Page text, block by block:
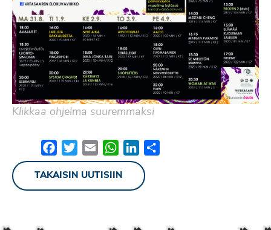
Klikkaa ohjelma suuremmaksi
FacebookTwitterEmail WhatsApp
LinkedIn
TAKAISIN UUTISIIN